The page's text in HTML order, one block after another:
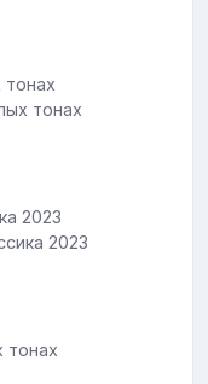
тонах
2023